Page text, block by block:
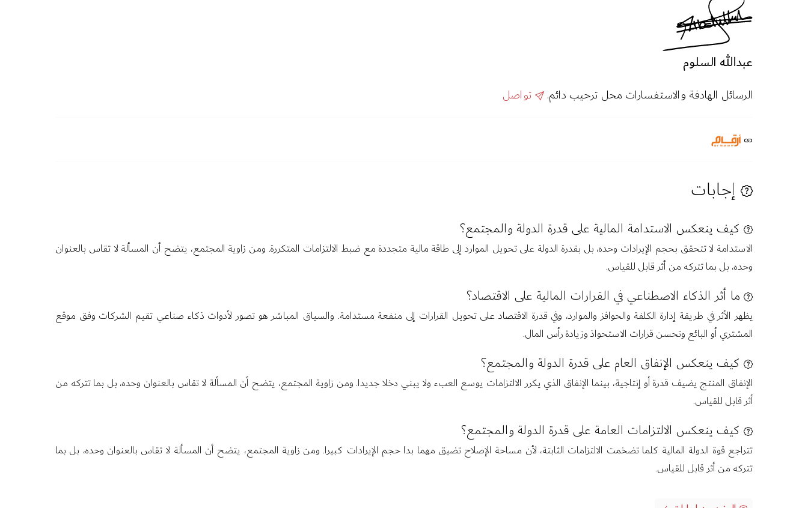
عبدالله السلوم
الرسائل الهادفة والاستفسارات محل ترحيب دائم. تواصل
إجابات
كيف ينعكس الاستدامة المالية على قدرة الدولة والمجتمع؟
الاستدامة لا تتحقق بحجم الإيرادات وحده، بل بقدرة الدولة على تحويل الموارد إلى طاقة مالية متجددة مع ضبط الالتزامات المتكررة. ومن زاوية المجتمع، يتضح أن المسألة لا تقاس بالعنوان
وحده، بل بما تتركه من أثر قابل للقياس.
ما أثر الذكاء الاصطناعي في القرارات المالية على الاقتصاد؟
يظهر الأثر في طريقة إدارة الكلفة والحوافز والموارد، وفي قدرة الاقتصاد على تحويل القرارات إلى منفعة مستدامة. والسياق المباشر هو تصور لأدوات ذكاء صناعي تقيم الشركات وفق موقع
المشتري أو البائع وتحسن قرارات الاستحواذ وزيادة رأس المال.
كيف ينعكس الإنفاق العام على قدرة الدولة والمجتمع؟
الإنفاق المنتج يضيف قدرة أو إنتاجية، بينما الإنفاق الذي يكرر الالتزامات يوسع العبء ولا يبني دخلا جديدا. ومن زاوية المجتمع، يتضح أن المسألة لا تقاس بالعنوان وحده، بل بما تتركه من
أثر قابل للقياس.
كيف ينعكس الالتزامات العامة على قدرة الدولة والمجتمع؟
تتراجع قوة الدولة المالية كلما تضخمت الالتزامات الثابتة، لأن مساحة الإصلاح تضيق مهما بدا حجم الإيرادات كبيرا. ومن زاوية المجتمع، يتضح أن المسألة لا تقاس بالعنوان وحده، بل بما
تتركه من أثر قابل للقياس.